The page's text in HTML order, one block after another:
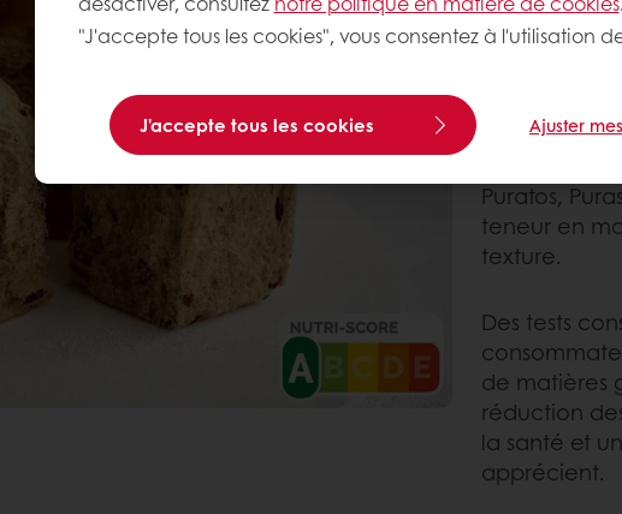
Cela
s'efforcent
Entrez
Puratos,
teneur en
texture.
Des tests
de matières
réduction
la santé et
apprécient.
"J'accepte tous les cookies", vous consentez à l'utilisation
J'accepte tous les cookies Ajuster